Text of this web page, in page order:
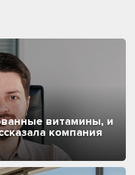
витамины, и
компания